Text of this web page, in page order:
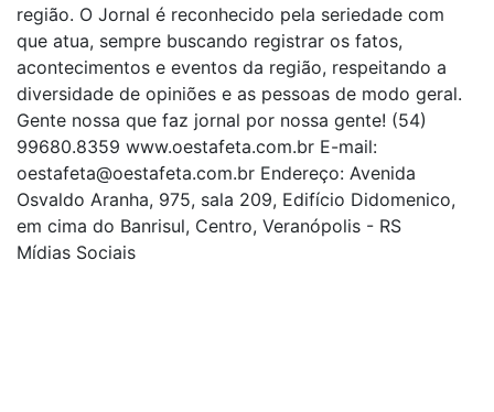
região. O Jornal é reconhecido pela seriedade com
que atua, sempre buscando registrar os fatos,
acontecimentos e eventos da região, respeitando a
diversidade de opiniões e as pessoas de modo geral.
Gente nossa que faz jornal por nossa gente! (54)
99680.8359 www.oestafeta.com.br E-mail:
oestafeta@oestafeta.com.br Endereço: Avenida
Osvaldo Aranha, 975, sala 209, Edifício Didomenico,
em cima do Banrisul, Centro, Veranópolis - RS
Mídias Sociais